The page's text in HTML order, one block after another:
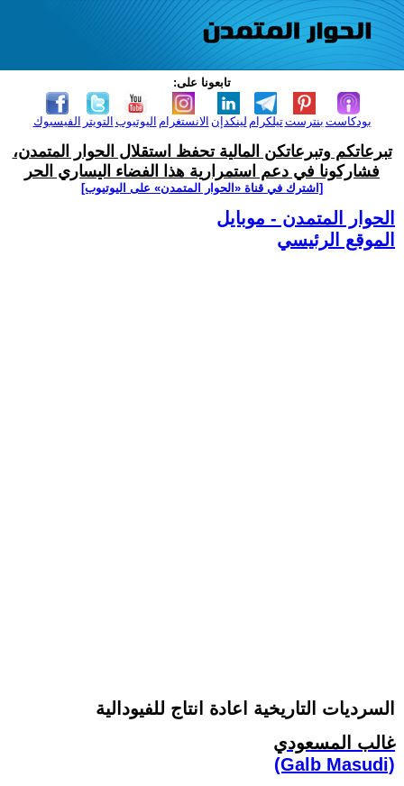
تابعونا على:
الفيسبوك التويتر اليوتيوب الانستغرام لينكدإن تيلكرامبنترست بودكاست
تبرعاتكم وتبرعاتكن المالية تحفظ استقلال الحوار المتمدن،
فشاركونا في دعم استمرارية هذا الفضاء اليساري الحر
[اشترك في قناة ‫«الحوار المتمدن» على اليوتيوب]
الحوار المتمدن - موبايل
الموقع الرئيسي
السرديات التاريخية اعادة انتاج للفيودالية
غالب المسعودي
(Galb Masudi)